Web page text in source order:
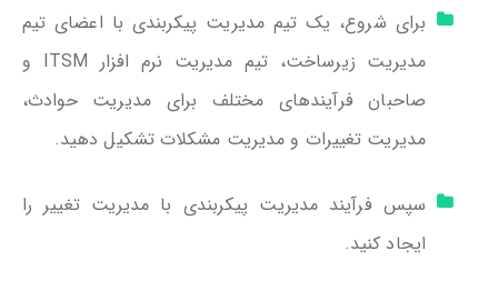
برای شروع، یک تیم مدیریت پیکربندی با اعضای تیم
مدیریت زیرساخت، تیم مدیریت نرم افزار ITSM و
صاحبان فرآیندهای مختلف برای مدیریت حوادث،
مدیریت تغییرات و مدیریت مشکلات تشکیل دهید.
سپس فرآیند مدیریت پیکربندی با مدیریت تغییر را
ایجاد کنید.